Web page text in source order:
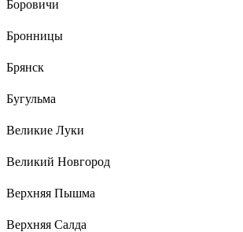
Боровичи
Бронницы
Брянск
Бугульма
Великие Луки
Великий Новгород
Верхняя Пышма
Верхняя Салда